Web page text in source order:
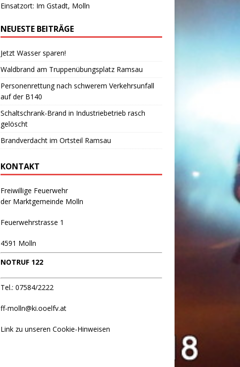
Einsatzort: Im Gstadt, Molln
NEUESTE BEITRÄGE
Jetzt Wasser sparen!
Waldbrand am Truppenübungsplatz Ramsau
Personenrettung nach schwerem Verkehrsunfall
auf der B140
Schaltschrank-Brand in Industriebetrieb rasch
gelöscht
Brandverdacht im Ortsteil Ramsau
KONTAKT
Freiwillige Feuerwehr
der Marktgemeinde Molln
Feuerwehrstrasse 1
4591 Molln
NOTRUF 122
Tel.: 07584/2222
ff-molln@ki.ooelfv.at
Link zu unseren Cookie-Hinweisen